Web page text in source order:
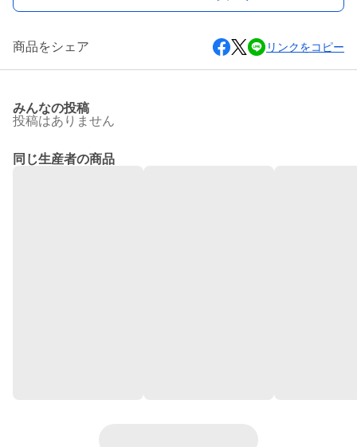
商品をシェア リンクをコピー
みんなの投稿
投稿はありません
同じ生産者の商品